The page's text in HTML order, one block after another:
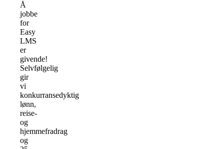
Å
jobbe
for
Easy
LMS
er
givende!
Selvfølgelig
gir
vi
konkurransedyktig
lønn,
reise-
og
hjemmefradrag
og